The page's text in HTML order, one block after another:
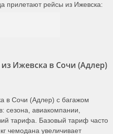
прилетают рейсы из Ижевска:
Ижевска в Сочи (Адлер)
в Сочи (Адлер) с багажом
сезона, авиакомпании,
тарифа. Базовый тариф часто
чемодана увеличивает